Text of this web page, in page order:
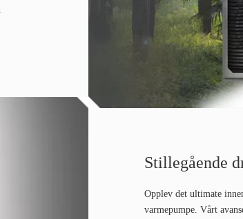
Stillegående
Opplev det ultimate
varmepumpe. Vårt